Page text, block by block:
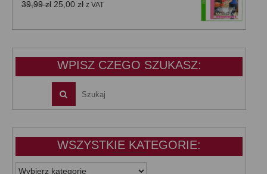
39,99zł Pierwotna
wynosiła:
25,00 złAktualna
wynosi:
z VAT
WPISZ CZEGO SZUKASZ:
WSZYSTKIE KATEGORIE:
WSZYSTKIE